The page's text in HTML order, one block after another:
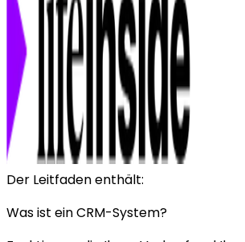
Der Leitfaden enthält:
Was ist ein CRM-System?